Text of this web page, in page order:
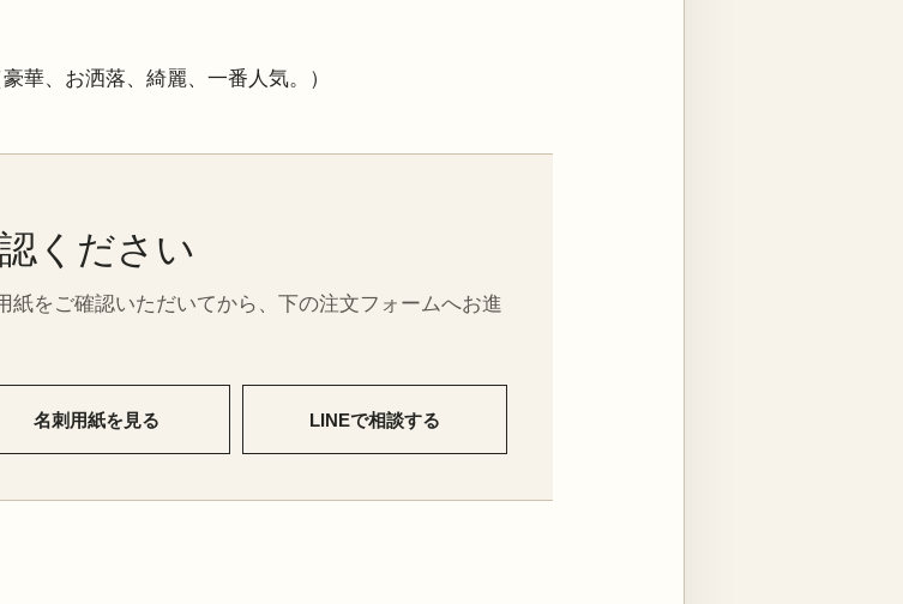
華、お洒落、綺麗、一番人気。）
ください
紙をご確認いただいてから、下の注文フォームへお進
名刺用紙を見る LINEで相談する